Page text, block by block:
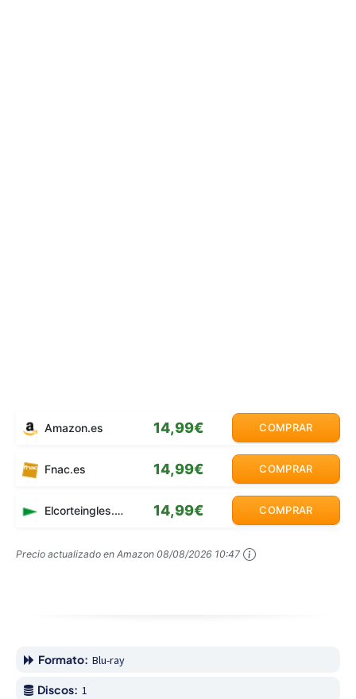
Amazon.es 14,99€ COMPRAR
Fnac.es 14,99€ COMPRAR
Elcorteingles.es 14,99€ COMPRAR
Precio actualizado en Amazon 08/08/2026 10:47
Formato: Blu-ray
Discos: 1